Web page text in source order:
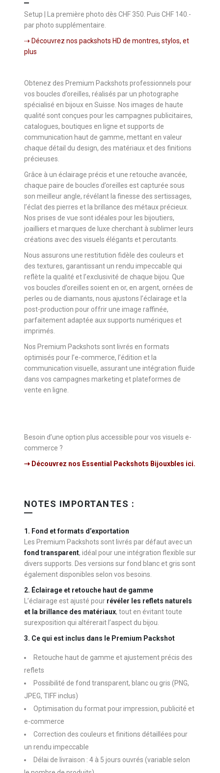
Setup | La première photo dès CHF 350. Puis CHF 140.-
par photo supplémentaire.
⇢ Découvrez nos packshots HD de montres, stylos, et
plus
Obtenez des Premium Packshots professionnels pour
vos boucles d’oreilles, réalisés par un photographe
spécialisé en bijoux en Suisse. Nos images de haute
qualité sont conçues pour les campagnes publicitaires,
catalogues, boutiques en ligne et supports de
communication haut de gamme, mettant en valeur
chaque détail du design, des matériaux et des finitions
précieuses.
Grâce à un éclairage précis et une retouche avancée,
chaque paire de boucles d’oreilles est capturée sous
son meilleur angle, révélant la finesse des sertissages,
l’éclat des pierres et la brillance des métaux précieux.
Nos prises de vue sont idéales pour les bijoutiers,
joailliers et marques de luxe cherchant à sublimer leurs
créations avec des visuels élégants et percutants.
Nous assurons une restitution fidèle des couleurs et
des textures, garantissant un rendu impeccable qui
reflète la qualité et l’exclusivité de chaque bijou. Que
vos boucles d’oreilles soient en or, en argent, ornées de
perles ou de diamants, nous ajustons l’éclairage et la
post-production pour offrir une image raffinée,
parfaitement adaptée aux supports numériques et
imprimés.
Nos Premium Packshots sont livrés en formats
optimisés pour l’e-commerce, l’édition et la
communication visuelle, assurant une intégration fluide
dans vos campagnes marketing et plateformes de
vente en ligne.
Besoin d’une option plus accessible pour vos visuels e-
commerce ?
⇢ Découvrez nos Essential Packshots Bijouxbles ici.
NOTES IMPORTANTES :
1. Fond et formats d’exportation
Les Premium Packshots sont livrés par défaut avec un
fond transparent, idéal pour une intégration flexible sur
divers supports. Des versions sur fond blanc et gris sont
également disponibles selon vos besoins.
2. Éclairage et retouche haut de gamme
L’éclairage est ajusté pour révéler les reflets naturels
et la brillance des matériaux, tout en évitant toute
surexposition qui altérerait l’aspect du bijou.
3. Ce qui est inclus dans le Premium Packshot
Retouche haut de gamme et ajustement précis des
reflets
Possibilité de fond transparent, blanc ou gris (PNG,
JPEG, TIFF inclus)
Optimisation du format pour impression, publicité et
e-commerce
Correction des couleurs et finitions détaillées pour
un rendu impeccable
Délai de livraison : 4 à 5 jours ouvrés (variable selon